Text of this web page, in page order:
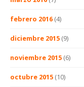
febrero 2016 (4)
diciembre 2015 (9)
noviembre 2015 (6)
octubre 2015 (10)